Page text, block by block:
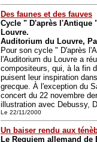
Des faunes et des fauves
Cycle " D'après l'Antique
Louvre.
Auditorium du Louvre,
Pour son cycle " D'après
l'Auditorium du Louvre a
compositeurs, qui, à la fin
puisent leur inspiration
grecque. À l'exception du
concert du 22 novembre
illustration avec Debussy,
Le 22/11/2000
Un baiser rendu aux
Le Requiem allemand